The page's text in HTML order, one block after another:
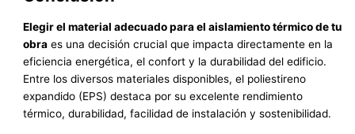
Elegir el material adecuado para el aislamiento térmico de tu
obra es una decisión crucial que impacta directamente en la
eficiencia energética, el confort y la durabilidad del edificio.
Entre los diversos materiales disponibles, el poliestireno
expandido (EPS) destaca por su excelente rendimiento
térmico, durabilidad, facilidad de instalación y sostenibilidad.